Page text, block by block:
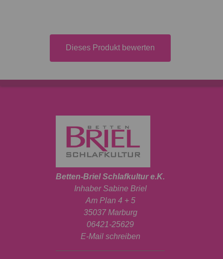
Dieses Produkt bewerten
Betten-Briel Schlafkultur e.K.
Inhaber Sabine Briel
Am Plan 4 + 5
35037 Marburg
06421-25629
E-Mail schreiben